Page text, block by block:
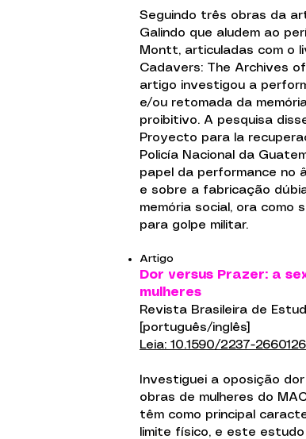
Seguindo três obras da
Galindo que aludem ao
Montt, articuladas com o
Cadavers: The Archives
artigo investigou a
e/ou retomada da
proibitivo. A pesquisa
Proyecto para la
Policía Nacional da
papel da performance no
e sobre a fabricação
memória social, ora como
para golpe militar.
Artigo
Dor versus Prazer: a
mulheres
Revista Brasileira de
[português/inglês]
Leia: 10.1590/2237-
Investiguei a oposição
obras de mulheres do
têm como principal
limite físico, e este